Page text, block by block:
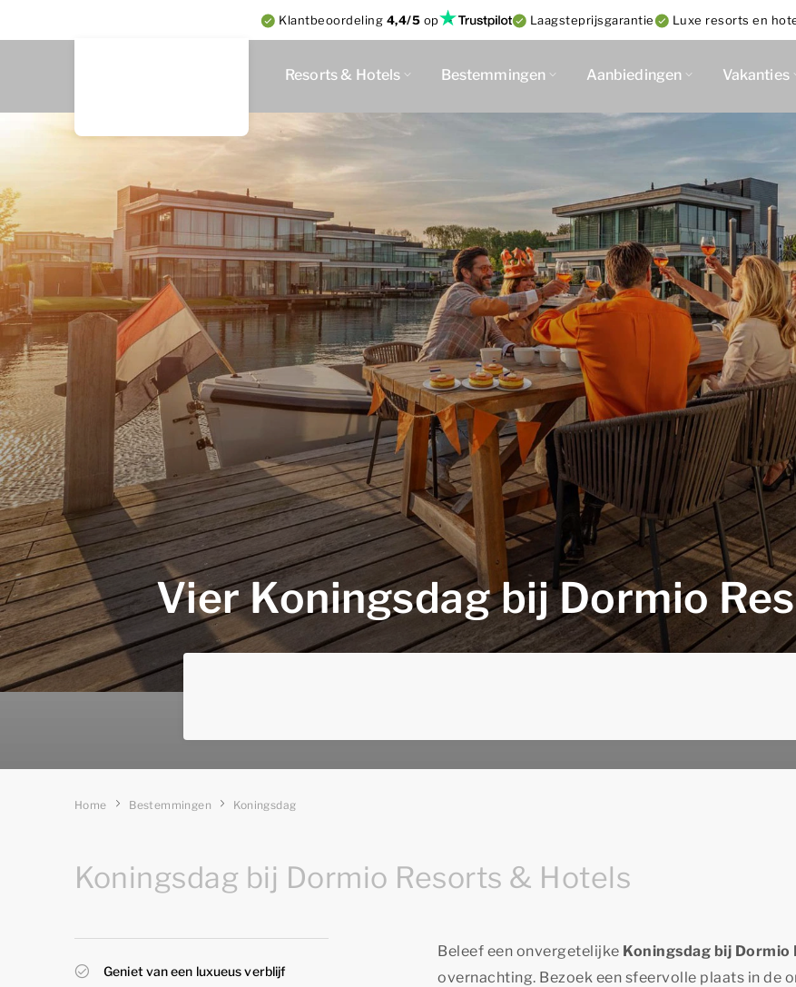
Klantbeoordeling 4,4/5 op Laagsteprijsgarantie Luxe resorts en
Resorts & Hotels Bestemmingen Aanbiedingen Vakanties
Vier Koningsdag bij Dormio
Home Bestemmingen Koningsdag
Koningsdag bij Dormio Resorts & Hotels
Geniet van een luxueus verblijf
Beleef een onvergetelijke Koningsdag bij Dormio
overnachting. Bezoek een sfeervolle plaats in de